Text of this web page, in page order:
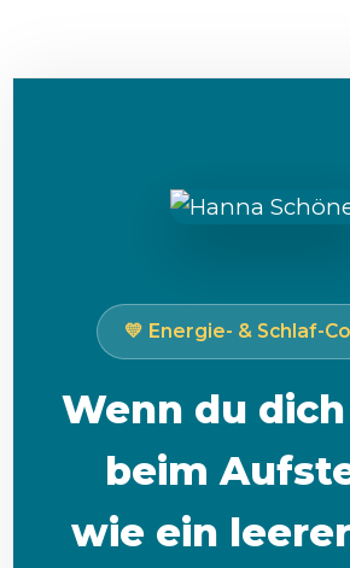
💛 Energie- & Schlaf-
Wenn du
beim
wie ein